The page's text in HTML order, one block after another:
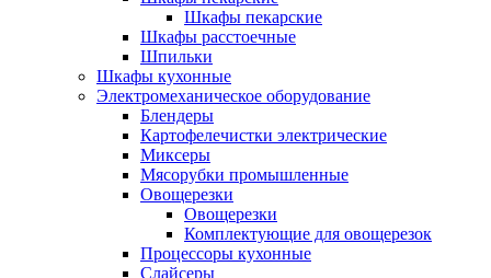
Шкафы пекарские
Шкафы расстоечные
Шпильки
Шкафы кухонные
Электромеханическое оборудование
Блендеры
Картофелечистки электрические
Миксеры
Мясорубки промышленные
Овощерезки
Овощерезки
Комплектующие для овощерезок
Процессоры кухонные
Слайсеры